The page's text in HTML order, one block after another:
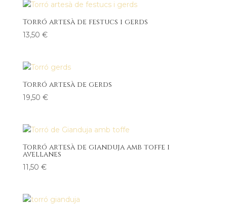
Torró artesà de festucs i gerds
13,50 €
Torró artesà de gerds
19,50 €
Torró artesà de gianduja amb toffe i
avellanes
11,50 €